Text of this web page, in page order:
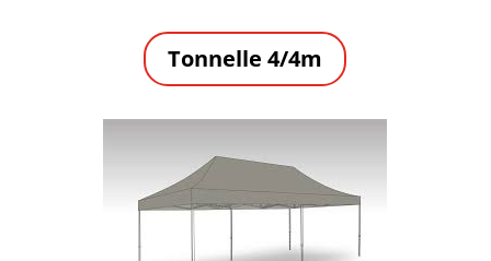
Tonnelle 4/4m